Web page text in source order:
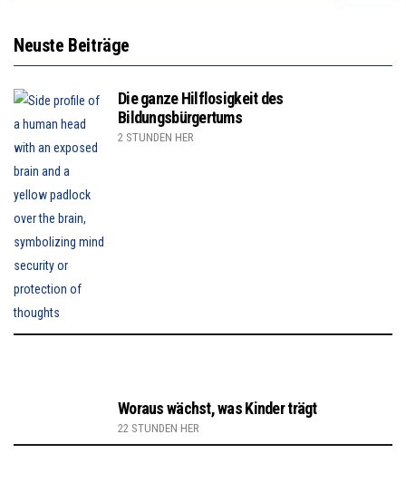
Neuste Beiträge
Die ganze Hilflosigkeit des
Bildungsbürgertums
2 STUNDEN HER
Woraus wächst, was Kinder trägt
22 STUNDEN HER